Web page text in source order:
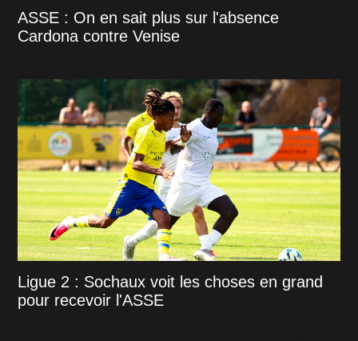
ASSE : On en sait plus sur l'absence
Cardona contre Venise
Ligue 2 : Sochaux voit les choses en grand
pour recevoir l'ASSE